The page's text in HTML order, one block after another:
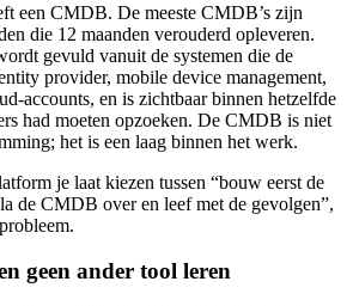
een CMDB. De meeste CMDB’s zijn
die 12 maanden verouderd opleveren.
gevuld vanuit de systemen die de
provider, mobile device management,
accounts, en is zichtbaar binnen hetzelfde
had moeten opzoeken. De CMDB is niet
het is een laag binnen het werk.
je laat kiezen tussen “bouw eerst de
de CMDB over en leef met de gevolgen”,
geen ander tool leren